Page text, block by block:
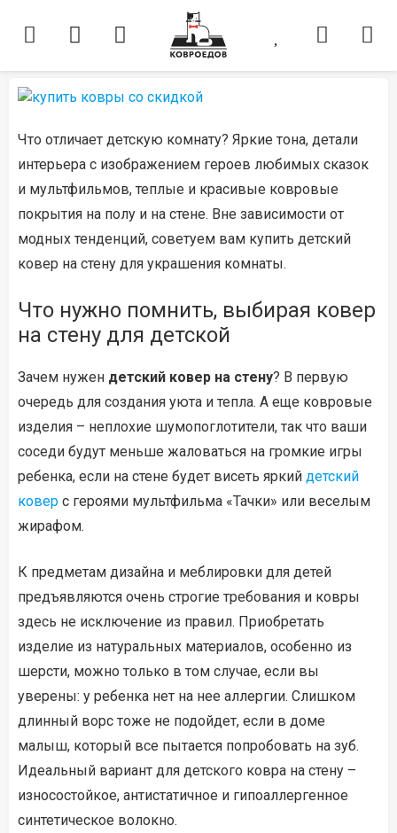
Что отличает детскую комнату? Яркие тона, детали
интерьера с изображением героев любимых сказок
и мультфильмов, теплые и красивые ковровые
покрытия на полу и на стене. Вне зависимости от
модных тенденций, советуем вам купить детский
ковер на стену для украшения комнаты.
Что нужно помнить, выбирая ковер
на стену для детской
Зачем нужен детский ковер на стену? В первую
очередь для создания уюта и тепла. А еще ковровые
изделия – неплохие шумопоглотители, так что ваши
соседи будут меньше жаловаться на громкие игры
ребенка, если на стене будет висеть яркий детский
ковер с героями мультфильма «Тачки» или веселым
жирафом.
К предметам дизайна и меблировки для детей
предъявляются очень строгие требования и ковры
здесь не исключение из правил. Приобретать
изделие из натуральных материалов, особенно из
шерсти, можно только в том случае, если вы
уверены: у ребенка нет на нее аллергии. Слишком
длинный ворс тоже не подойдет, если в доме
малыш, который все пытается попробовать на зуб.
Идеальный вариант для детского ковра на стену –
износостойкое, антистатичное и гипоаллергенное
синтетическое волокно.